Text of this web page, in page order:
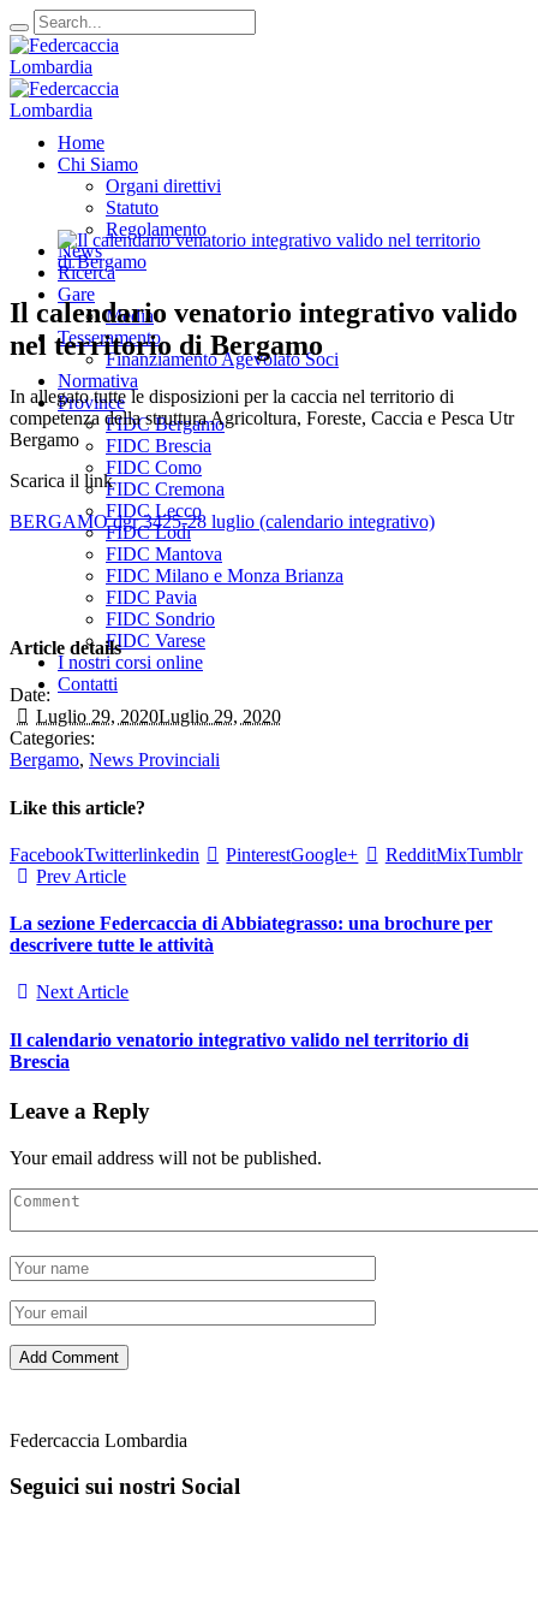
Home
Chi Siamo
Organi direttivi
Statuto
Regolamento
News
Ricerca
Gare
Media
Tesseramento
Finanziamento Agevolato Soci
Normativa
Province
FIDC Bergamo
FIDC Brescia
FIDC Como
FIDC Cremona
FIDC Lecco
FIDC Lodi
FIDC Mantova
FIDC Milano e Monza Brianza
FIDC Pavia
FIDC Sondrio
FIDC Varese
I nostri corsi online
Contatti
Il calendario venatorio integrativo valido
nel territorio di Bergamo
In allegato tutte le disposizioni per la caccia nel territorio di
competenza della struttura Agricoltura, Foreste, Caccia e Pesca Utr
Bergamo
Scarica il link
BERGAMO dgr 3425-28 luglio (calendario integrativo)
Article details
Date:
Luglio 29, 2020Luglio 29, 2020
Categories:
Bergamo, News Provinciali
Like this article?
FacebookTwitterlinkedin PinterestGoogle+ RedditMixTumblr
Prev Article
La sezione Federcaccia di Abbiategrasso: una brochure per
descrivere tutte le attività
Next Article
Il calendario venatorio integrativo valido nel territorio di
Brescia
Leave a Reply
Your email address will not be published.
Federcaccia Lombardia
Seguici sui nostri Social